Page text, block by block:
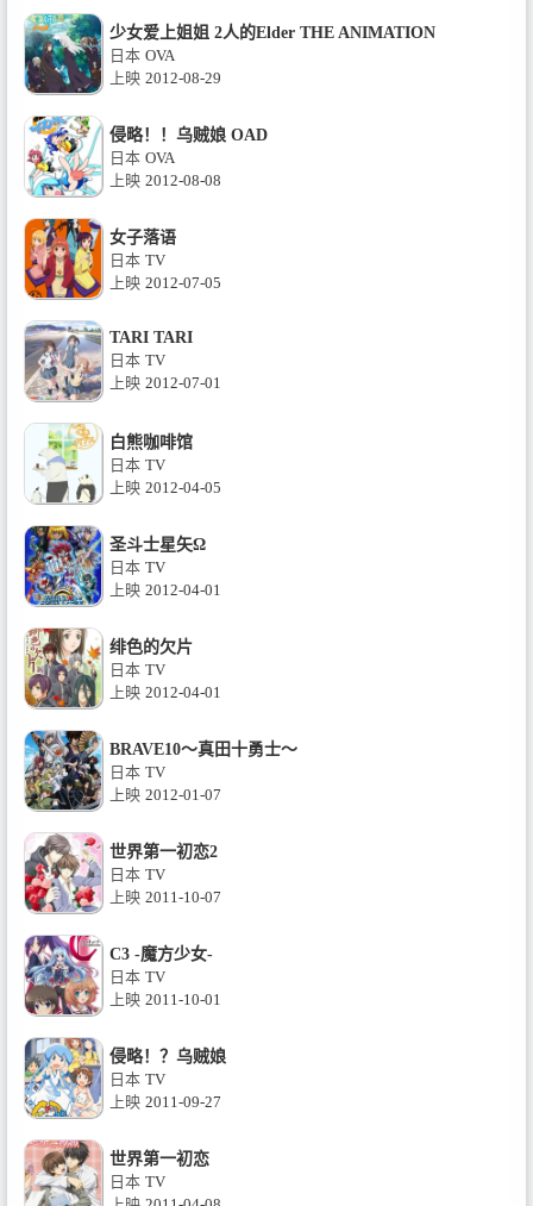
少女爱上姐姐 2人的Elder THE ANIMATION
日本 OVA
上映 2012-08-29
侵略！！乌贼娘 OAD
日本 OVA
上映 2012-08-08
女子落语
日本 TV
上映 2012-07-05
TARI TARI
日本 TV
上映 2012-07-01
白熊咖啡馆
日本 TV
上映 2012-04-05
圣斗士星矢Ω
日本 TV
上映 2012-04-01
绯色的欠片
日本 TV
上映 2012-04-01
BRAVE10～真田十勇士～
日本 TV
上映 2012-01-07
世界第一初恋2
日本 TV
上映 2011-10-07
C3 -魔方少女-
日本 TV
上映 2011-10-01
侵略！？乌贼娘
日本 TV
上映 2011-09-27
世界第一初恋
日本 TV